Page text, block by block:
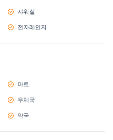
샤워실
전자레인지
마트
우체국
약국